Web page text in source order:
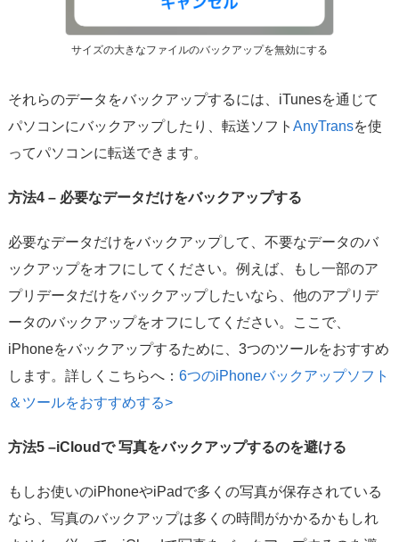
サイズの大きなファイルのバックアップを無効にする
それらのデータをバックアップするには、iTunesを通じて
パソコンにバックアップしたり、転送ソフト AnyTransを使
ってパソコンに転送できます。
方法4 – 必要なデータだけをバックアップする
必要なデータだけをバックアップして、不要なデータのバ
ックアップをオフにしてください。例えば、もし一部のア
プリデータだけをバックアップしたいなら、他のアプリデ
ータのバックアップをオフにしてください。ここで、
iPhoneをバックアップするために、3つのツールをおすすめ
します。詳しくこちらへ： 6つのiPhoneバックアップソフト
＆ツールをおすすめする>
方法5 –iCloudで 写真をバックアップするのを避ける
もしお使いのiPhoneやiPadで多くの写真が保存されている
なら、写真のバックアップは多くの時間がかかるかもしれ